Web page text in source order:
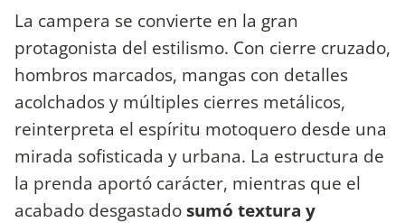
La campera se convierte en la gran
protagonista del estilismo. Con cierre cruzado,
hombros marcados, mangas con detalles
acolchados y múltiples cierres metálicos,
reinterpreta el espíritu motoquero desde una
mirada sofisticada y urbana. La estructura de
la prenda aportó carácter, mientras que el
acabado desgastadosumó textura y